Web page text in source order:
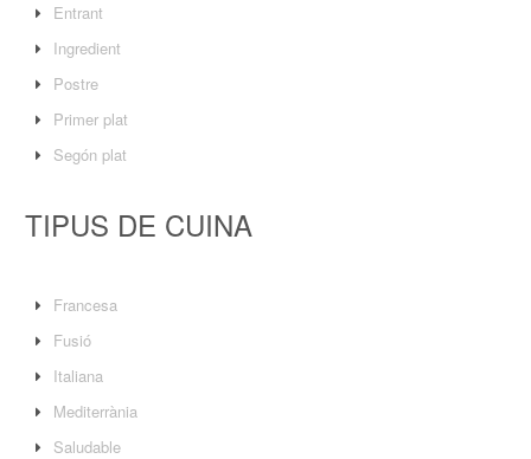
Entrant
Ingredient
Postre
Primer plat
Segón plat
TIPUS DE CUINA
Francesa
Fusió
Italiana
Mediterrània
Saludable